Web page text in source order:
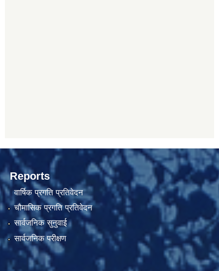
Reports
वार्षिक प्रगति प्रतिवेदन
चौमासिक प्रगति प्रतिवेदन
सार्वजनिक सुनुवाई
सार्वजनिक परीक्षण